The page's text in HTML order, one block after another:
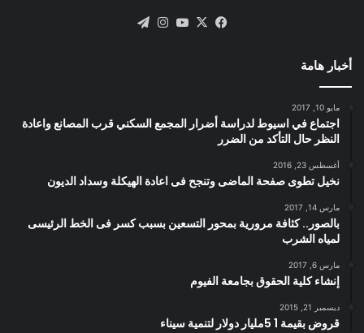
فيسبوك
X يوتيوبانستقرام
أخبار هامة
مايو 10, 2017
اجتماع في اسيوط لدراسة أضرار المجمع السكني قرب المصانع واعادة
النظر حال التأكد من الضرر
أغسطس 23, 2016
نخيل تطوى صفحة الماضى وتنجح فى اعادة الهيكلة وسداد الديون
مارس 14, 2017
بالصور.. كثافة مرورية بمحور التسعين بسبب كسر فى الخط الرئيسى
لمياه الشرب
مارس 6, 2017
إنشاء كلية الحقوق بجامعة الفيوم
ديسمبر 21, 2015
قروض بقيمة 1 5مليار دولار لتنمية سيناء